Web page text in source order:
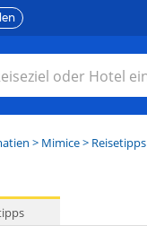
> Mimice> Reisetipps